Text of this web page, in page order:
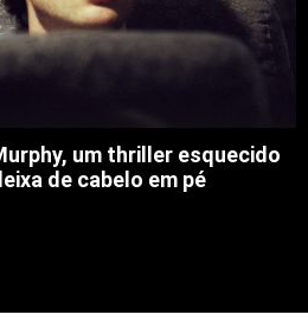
um thriller esquecido
de cabelo em pé